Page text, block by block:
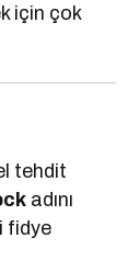
için çok
tehdit
adını
fidye